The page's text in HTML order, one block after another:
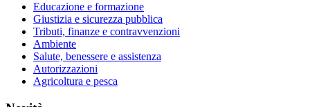
Educazione e formazione
Giustizia e sicurezza pubblica
Tributi, finanze e contravvenzioni
Ambiente
Salute, benessere e assistenza
Autorizzazioni
Agricoltura e pesca